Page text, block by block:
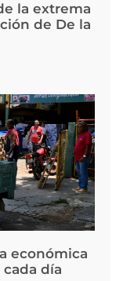
la extrema
de De la
económica
día